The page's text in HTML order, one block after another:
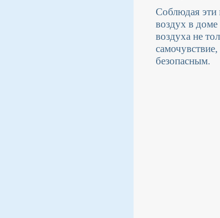
Соблюдая эти
воздух в доме
воздуха не
безопасным.